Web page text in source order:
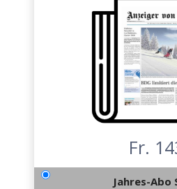
Fr.
Jahres-Abo